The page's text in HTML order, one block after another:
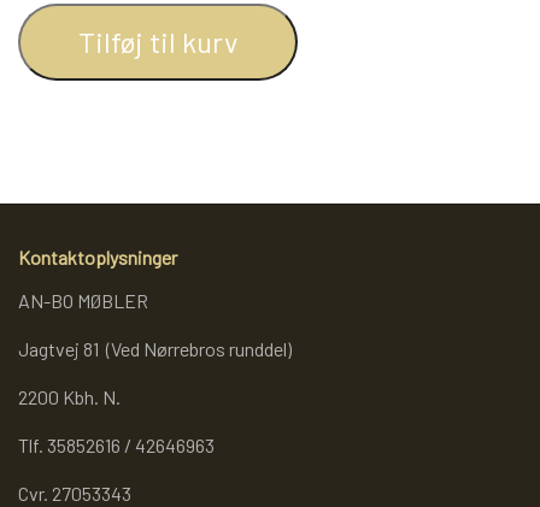
REOLER/OPBEVARING
REOLSÆT
Tilføj til kurv
Kontaktoplysninger
AN-BO MØBLER
Jagtvej 81 (Ved Nørrebros runddel)
2200 Kbh. N.
Tlf. 35852616 / 42646963
Cvr. 27053343